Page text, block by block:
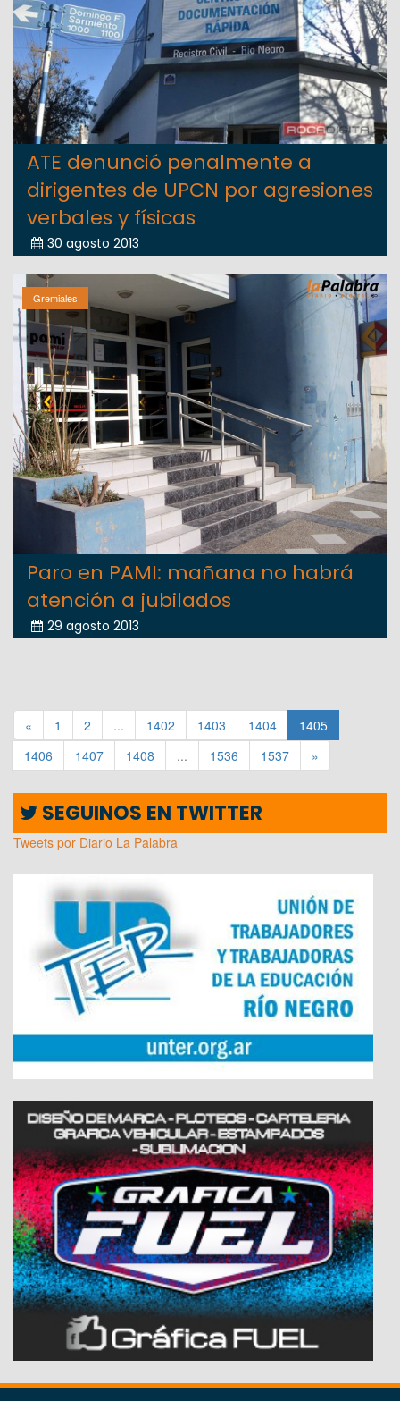
ATE denunció penalmente a
dirigentes de UPCN por agresiones
verbales y físicas
30 agosto 2013
Gremiales
Paro en PAMI: mañana no habrá
atención a jubilados
29 agosto 2013
« 1 2 ... 1402 1403 1404
1405
1406
1407 1408 ... 1536 1537 »
SEGUINOS EN TWITTER
Tweets por Diario La Palabra